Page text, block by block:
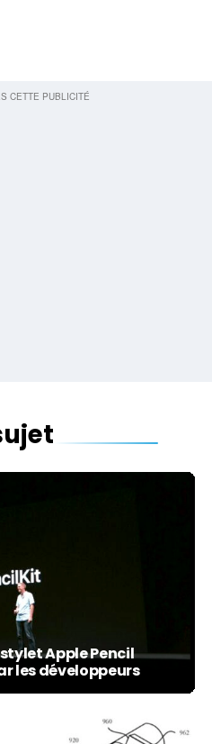
Apple Pencil
les développeurs